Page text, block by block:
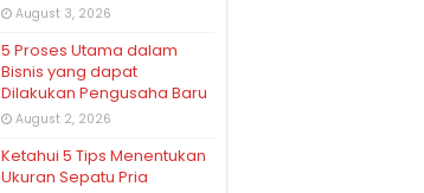
August 3, 2026
5 Proses Utama dalam
Bisnis yang dapat
Dilakukan Pengusaha Baru
August 2, 2026
Ketahui 5 Tips Menentukan
Ukuran Sepatu Pria